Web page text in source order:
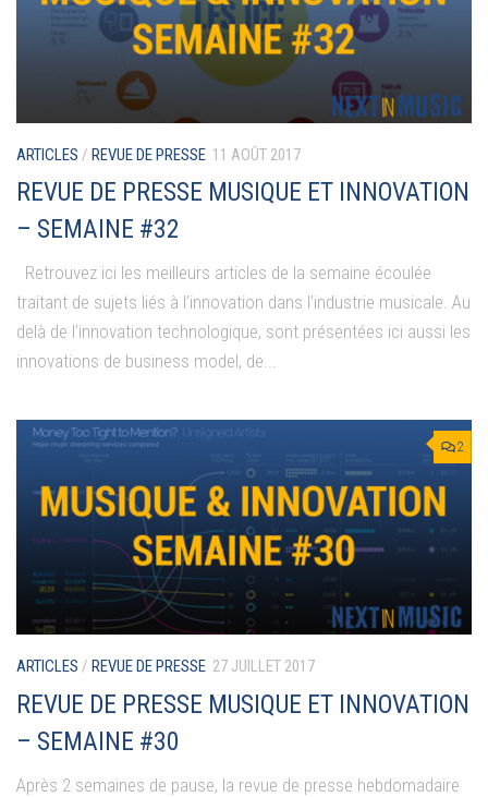
ARTICLES / REVUE DE PRESSE 11 AOÛT 2017
REVUE DE PRESSE MUSIQUE ET INNOVATION
– SEMAINE #32
Retrouvez ici les meilleurs articles de la semaine écoulée
traitant de sujets liés à l’innovation dans l’industrie musicale. Au
delà de l’innovation technologique, sont présentées ici aussi les
innovations de business model, de...
2
ARTICLES / REVUE DE PRESSE 27 JUILLET 2017
REVUE DE PRESSE MUSIQUE ET INNOVATION
– SEMAINE #30
Après 2 semaines de pause, la revue de presse hebdomadaire